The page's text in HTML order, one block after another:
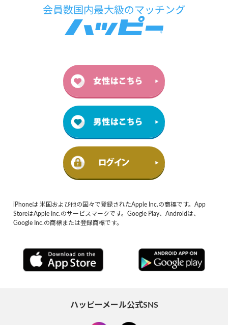
iPhoneは 米国および他の国々で登録されたApple Inc.の商標です。App
StoreはApple Inc.のサービスマークです。Google Play、Androidは、
Google Inc.の商標または登録商標です。
ハッピーメール公式SNS